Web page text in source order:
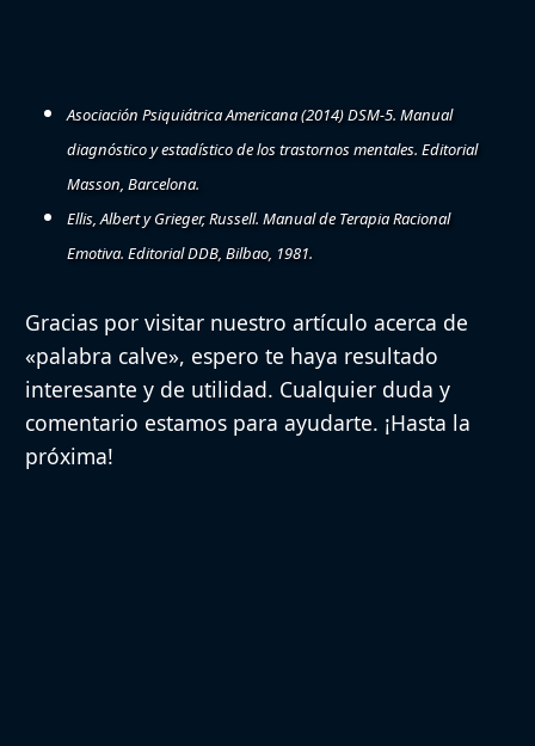
Asociación Psiquiátrica Americana (2014) DSM-5. Manual
diagnóstico y estadístico de los trastornos mentales. Editorial
Masson, Barcelona.
Ellis, Albert y Grieger, Russell. Manual de Terapia Racional
Emotiva. Editorial DDB, Bilbao, 1981.
Gracias por visitar nuestro artículo acerca de
«palabra calve», espero te haya resultado
interesante y de utilidad. Cualquier duda y
comentario estamos para ayudarte. ¡Hasta la
próxima!